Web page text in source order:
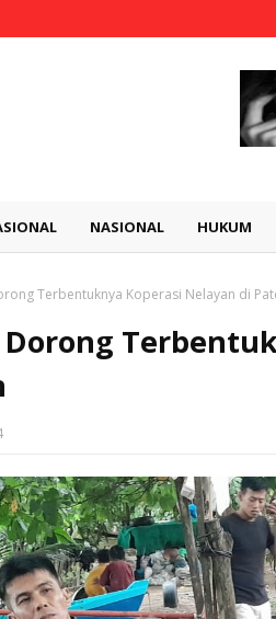
NASIONAL HUKUM
Terbentuknya Koperasi Nelayan di